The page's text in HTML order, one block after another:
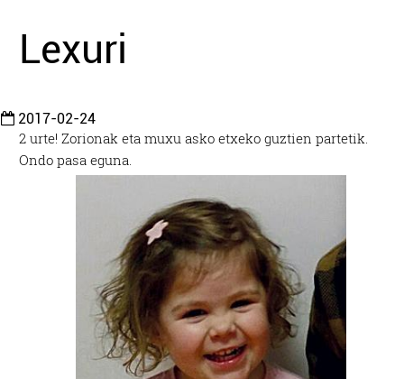
Lexuri
2017-02-24
2 urte! Zorionak eta muxu asko etxeko guztien partetik.
Ondo pasa eguna.